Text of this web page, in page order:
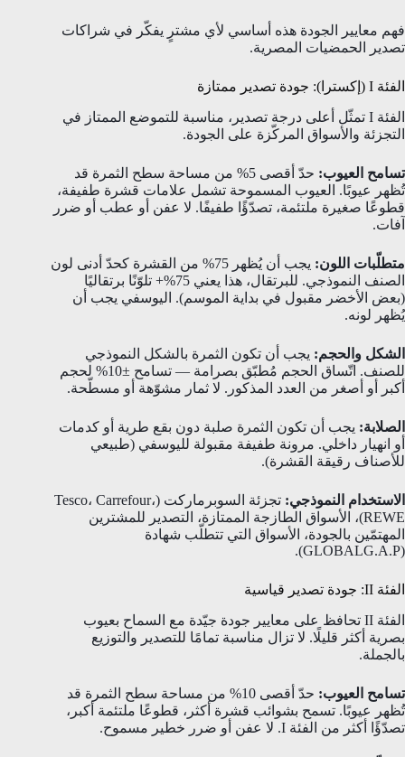
فهم معايير الجودة هذه أساسي لأي مشترٍ يفكّر في شراكات
تصدير الحمضيات المصرية.
الفئة I (إكسترا): جودة تصدير ممتازة
الفئة I تمثّل أعلى درجة تصدير، مناسبة للتموضع الممتاز في
التجزئة والأسواق المركّزة على الجودة.
تسامح العيوب:
حدّ أقصى 5% من مساحة سطح الثمرة قد
تُظهر عيوبًا. العيوب المسموحة تشمل علامات قشرة طفيفة،
قطوعًا صغيرة ملتئمة، تصدّؤًا طفيفًا. لا عفن أو عطب أو ضرر
آفات.
متطلّبات اللون:
يجب أن يُظهر 75% من القشرة كحدّ أدنى لون
الصنف النموذجي. للبرتقال، هذا يعني 75%+ تلوّنًا برتقاليًا
(بعض الأخضر مقبول في بداية الموسم). اليوسفي يجب أن
يُظهر لونه.
الشكل والحجم: يجب أن تكون الثمرة بالشكل النموذجي
للصنف. اتّساق الحجم مُطبّق بصرامة — تسامح ±10% لحجم
أكبر أو أصغر من العدد المذكور. لا ثمار مشوّهة أو مسطّحة.
الصلابة: يجب أن تكون الثمرة صلبة دون بقع طرية أو كدمات
أو انهيار داخلي. مرونة طفيفة مقبولة لليوسفي (طبيعي
للأصناف رقيقة القشرة).
الاستخدام النموذجي:
تجزئة السوبرماركت (Tesco، Carrefour،
REWE)، الأسواق الطازجة الممتازة، التصدير للمشترين
المهتمّين بالجودة، الأسواق التي تتطلّب شهادة
(GLOBALG.A.P).
الفئة II: جودة تصدير قياسية
الفئة II تحافظ على معايير جودة جيّدة مع السماح بعيوب
بصرية أكثر قليلًا. لا تزال مناسبة تمامًا للتصدير والتوزيع
بالجملة.
تسامح العيوب:
حدّ أقصى 10% من مساحة سطح الثمرة قد
تُظهر عيوبًا. تسمح بشوائب قشرة أكثر، قطوعًا ملتئمة أكبر،
تصدّؤًا أكثر من الفئة I. لا عفن أو ضرر خطير مسموح.